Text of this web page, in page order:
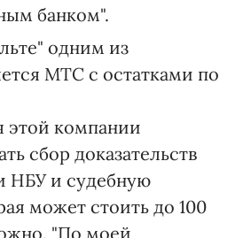
банком".
одним из
МТС с остатками по
этой компании
сбор доказательств
НБУ и судебную
может стоить до 100
"По моей